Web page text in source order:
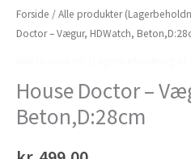
Forside /Alle produkter
Doctor – Vægur, HDWatch,
House Doctor –
Beton,D:28cm